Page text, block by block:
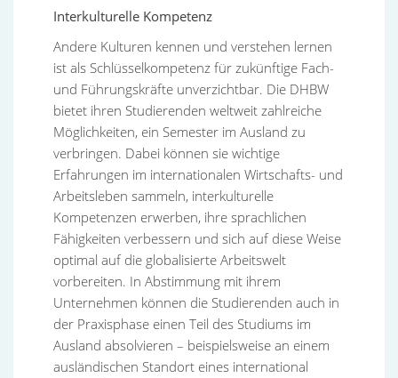
Interkulturelle Kompetenz
Andere Kulturen kennen und verstehen lernen
ist als Schlüsselkompetenz für zukünftige Fach-
und Führungskräfte unverzichtbar. Die DHBW
bietet ihren Studierenden weltweit zahlreiche
Möglichkeiten, ein Semester im Ausland zu
verbringen. Dabei können sie wichtige
Erfahrungen im internationalen Wirtschafts- und
Arbeitsleben sammeln, interkulturelle
Kompetenzen erwerben, ihre sprachlichen
Fähigkeiten verbessern und sich auf diese Weise
optimal auf die globalisierte Arbeitswelt
vorbereiten. In Abstimmung mit ihrem
Unternehmen können die Studierenden auch in
der Praxisphase einen Teil des Studiums im
Ausland absolvieren – beispielsweise an einem
ausländischen Standort eines international